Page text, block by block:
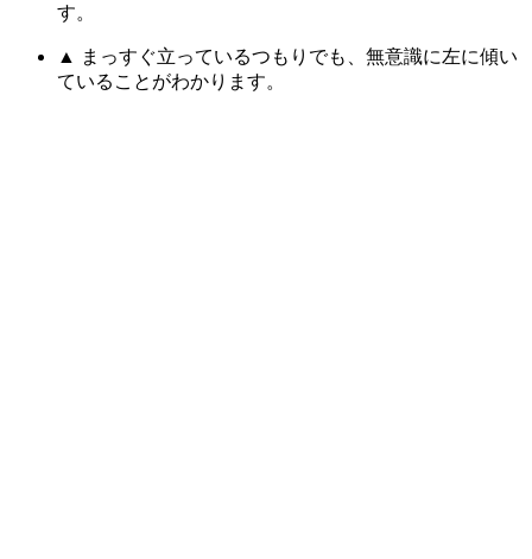
す。
▲ まっすぐ立っているつもりでも、無意識に左に傾い
ていることがわかります。